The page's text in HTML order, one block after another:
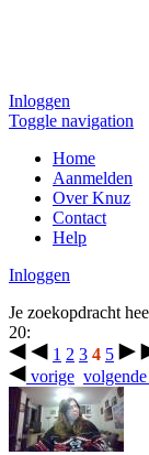
Inloggen
Toggle navigation
Home
Aanmelden
Over Knuz
Contact
Help
Inloggen
Je zoekopdracht
20:
1 2 3 4 5
vorige volgende